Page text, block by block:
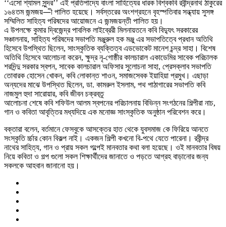
‘‘এসো শ্যামল সুন্দর’’ এই প্রতিপাদ্যে বাংলা সাহিত্যের ধারক বিশ্বকবি রবীন্দ্রনাথ ঠাকুরের
১৬৪তম জন্মজয়—ী পালিত হয়েছে। সর্বস্তরের অংশগ্রহনে বৃহস্পতিবার সন্ধ্যায় সুসঙ্গ
সম্মিলিত সাহিত্য পরিষদের আয়োজনে এ জন্মজয়ন্তী পালিত হয়।
এ উপলক্ষে কুমার দ্বিজেন্দ্র পাবলিক লাইব্রেরী মিলনায়তনে কবি বিদ্যুৎ সরকারের
সঞ্চালনায়, সাহিত্য পরিষদের সভাপতি মঞ্জুরুল হক মঞ্জু এর সভাপতিত্বে প্রধান অতিথি
হিসেবে উপস্থিত ছিলেন, সাংস্কৃতিক ব্যক্তিত্ব এডভোকেট মানেশ চন্দ্র সাহা। বিশেষ
অতিথি হিসেবে আলোচনা করেন, ক্ষুদ্র নৃ-গোষ্ঠীর কালচারাল একাডেমির সাবেক পরিচালক
শরদিন্দু সরকার স্বপন, সাবেক কালচারাল অফিসার সুলোচনা সাহা, প্রেসক্লাব সভাপতি
তোবারক হোসেন খোকন, কবি লোকান্ত শাওন, সমাজসেবক ইয়াহিয়া প্রমুখ। এছাড়া
অন্যদের মাঝে উপস্থিত ছিলেন, ডা. কামরুল ইসলাম, পথ পাঠাগারের সভাপতি কবি
নাজমুল হুদা সারোয়ার, কবি জীবন চক্রবত্র্
আলোচনা শেষে কবি শফিউল আলম স্বপনের পরিচালনায় বিভিন্ন সংগঠনের শিল্পীরা নাচ,
গান ও কবিতা আবৃত্তির মধ্যদিয়ে এক মনোজ্ঞ সাংস্কৃতিক অনুষ্ঠান পরিবেশন করে।
বক্তারা বলেন, বর্তমানে ফেসবুকে আসক্তের হাত থেকে যুবসমাজ কে ফিরিয়ে আনতে
সংস্কৃতি র্চ্চার কোন বিকল্প নাই। একজন শিল্পী কখনো বি-পথে যেতে পারেনা। রবীন্দ্র
নাথের সাহিত্য, গান ও প্রায় সকল গল্পেই মানবতার কথা বলা হয়েছে। ওই মানবতার বিষয়
নিয়ে কবিতা ও গল্প গুলো সকল শিক্ষার্থীদের জানাতে ও পড়তে আগ্রহ বাড়ানোর জন্য
সকলকে আহবান জানানো হয়।